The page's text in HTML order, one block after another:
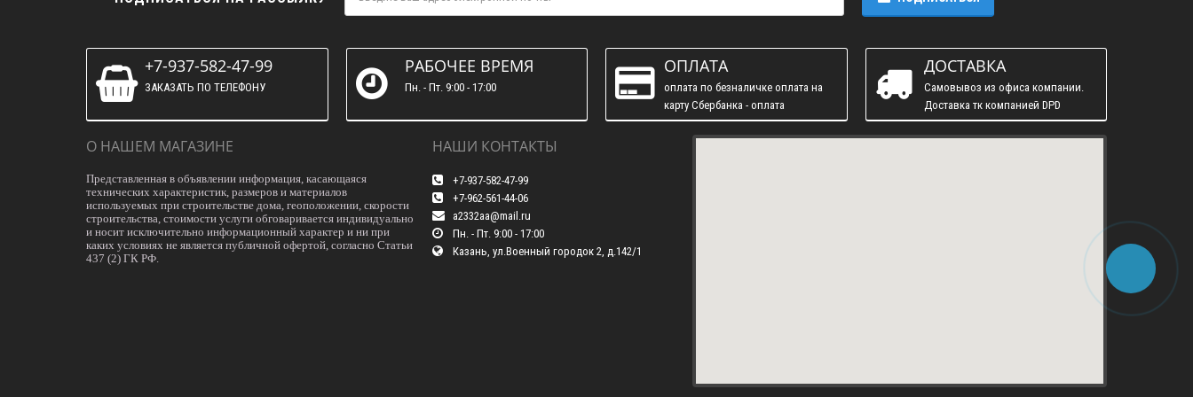
+7-937-582-47-99
ЗАКАЗАТЬ ПО ТЕЛЕФОНУ
РАБОЧЕЕ ВРЕМЯ
Пн. - Пт. 9:00 - 17:00
ОПЛАТА
оплата по безналичке оплата на
карту Сбербанка - оплата
наличними
ДОСТАВКА
Самовывоз из офиса компании.
Доставка тк компанией DPD
О НАШЕМ МАГАЗИНЕ
Представленная в объявлении информация, касающаяся
технических характеристик, размеров и материалов
используемых при строительстве дома, геоположении, скорости
строительства, стоимости услуги обговаривается индивидуально
и носит исключительно информационный характер и ни при
каких условиях не является публичной офертой, согласно Статьи
437 (2) ГК РФ.
НАШИ КОНТАКТЫ
+7-937-582-47-99
+7-962-561-44-06
a2332aa@mail.ru
Пн. - Пт. 9:00 - 17:00
Казань, ул.Военный городок 2, д.142/1